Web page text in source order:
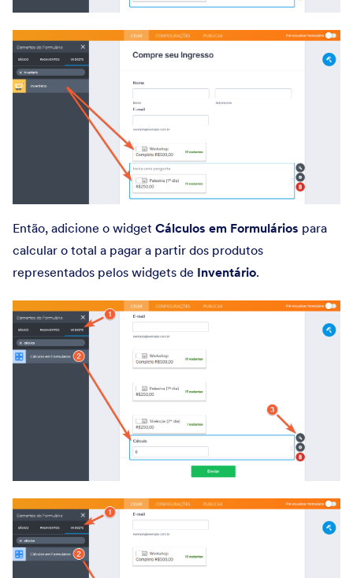
Então, adicione o widget Cálculos em Formulários para
calcular o total a pagar a partir dos produtos
representados pelos widgets de Inventário.